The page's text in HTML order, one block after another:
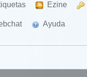
Ezine
Ayuda